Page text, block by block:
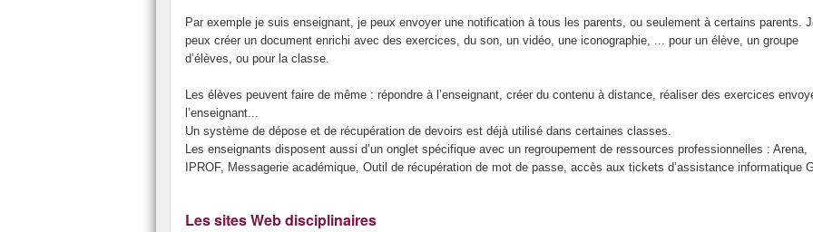
Par exemple je suis enseignant, je peux envoyer une notification à tous les parents, ou seulement à certains parents.
peux créer un document enrichi avec des exercices, du son, un vidéo, une iconographie, ... pour un élève, un groupe
d’élèves, ou pour la classe.
Les élèves peuvent faire de même : répondre à l’enseignant, créer du contenu à distance, réaliser des exercices
l’enseignant...
Un système de dépose et de récupération de devoirs est déjà utilisé dans certaines classes.
Les enseignants disposent aussi d’un onglet spécifique avec un regroupement de ressources professionnelles : Arena,
IPROF, Messagerie académique, Outil de récupération de mot de passe, accès aux tickets d’assistance informatique
Les sites Web disciplinaires